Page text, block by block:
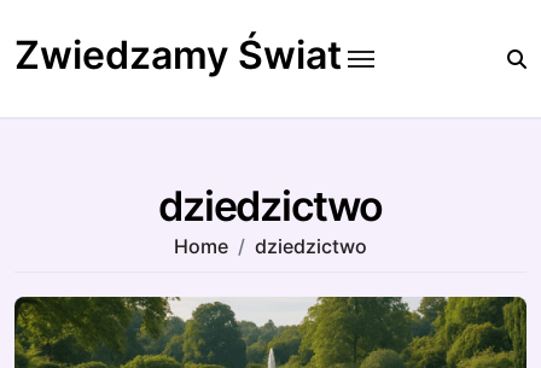
to
content
Zwiedzamy Świat
dziedzictwo
Home dziedzictwo